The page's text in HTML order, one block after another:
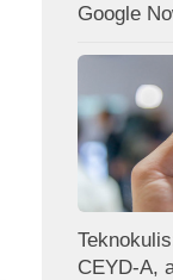
Google
CEYD-A,